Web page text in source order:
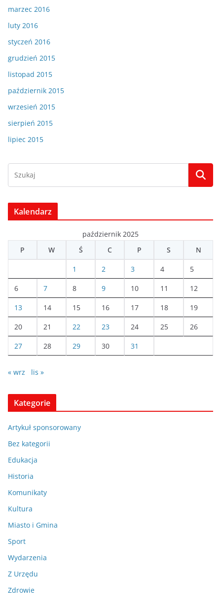
marzec 2016
luty 2016
styczeń 2016
grudzień 2015
listopad 2015
październik 2015
wrzesień 2015
sierpień 2015
lipiec 2015
Kalendarz
październik 2025
P
W Ś C P S N
1 2 3 4 5
6 7 8 9 10 11 12
13 14 15 16 17 18 19
20 21 22 23 24 25 26
27 28 29 30 31
« wrz lis »
Kategorie
Artykuł sponsorowany
Bez kategorii
Edukacja
Historia
Komunikaty
Kultura
Miasto i Gmina
Sport
Wydarzenia
Z Urzędu
Zdrowie